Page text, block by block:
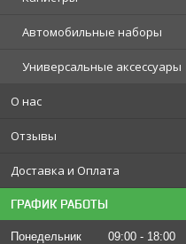
Автомобильные наборы
Универсальные аксессуары
О нас
Отзывы
Доставка и Оплата
ГРАФИК РАБОТЫ
Понедельник 09:00
18:00